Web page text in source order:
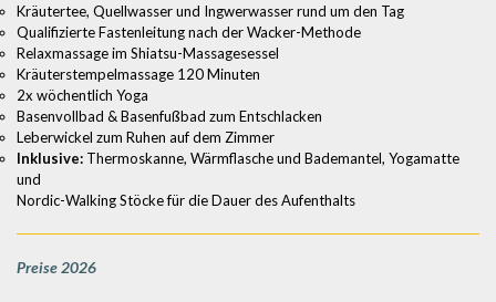
Kräutertee, Quellwasser und Ingwerwasser rund um den Tag
Qualifizierte Fastenleitung nach der Wacker-Methode
Relaxmassage im Shiatsu-Massagesessel
Kräuterstempelmassage 120 Minuten
2x wöchentlich Yoga
Basenvollbad & Basenfußbad zum Entschlacken
Leberwickel zum Ruhen auf dem Zimmer
Inklusive: Thermoskanne, Wärmflasche und Bademantel, Yogamatte
und
Nordic-Walking Stöcke für die Dauer des Aufenthalts
Preise 2026